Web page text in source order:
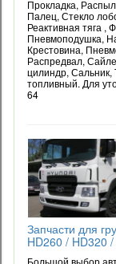
Прокладка,
Палец, Стекло
Реактивная тяга ,
Пневмоподушка,
Крестовина,
Распредвал,
цилиндр, Сальник,
топливный. Для
64
Запчасти для
HD260 / HD320
Большой выбор